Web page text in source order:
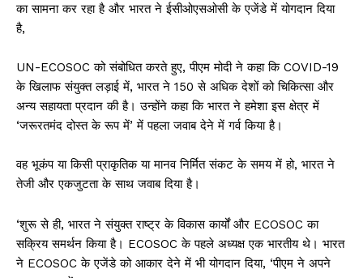
का सामना कर रहा है और भारत ने ईसीओएसओसी के एजेंडे में योगदान दिया
है,
UN-ECOSOC को संबोधित करते हुए, पीएम मोदी ने कहा कि COVID-19
के खिलाफ संयुक्त लड़ाई में, भारत ने 150 से अधिक देशों को चिकित्सा और
अन्य सहायता प्रदान की है। उन्होंने कहा कि भारत ने हमेशा इस क्षेत्र में
‘जरूरतमंद दोस्त के रूप में’ में पहला जवाब देने में गर्व किया है।
वह भूकंप या किसी प्राकृतिक या मानव निर्मित संकट के समय में हो, भारत ने
तेजी और एकजुटता के साथ जवाब दिया है।
‘शुरू से ही, भारत ने संयुक्त राष्ट्र के विकास कार्यों और ECOSOC का
सक्रिय समर्थन किया है। ECOSOC के पहले अध्यक्ष एक भारतीय थे। भारत
ने ECOSOC के एजेंडे को आकार देने में भी योगदान दिया, ‘पीएम ने अपने